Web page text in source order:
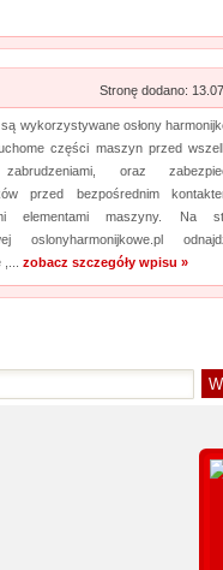
Stronę dodano:
wykorzystywane osłony
części maszyn przed
oraz
przed bezpośrednim
elementami maszyny. Na
oslonyharmonijkowe.pl
zobacz szczegóły wpisu »